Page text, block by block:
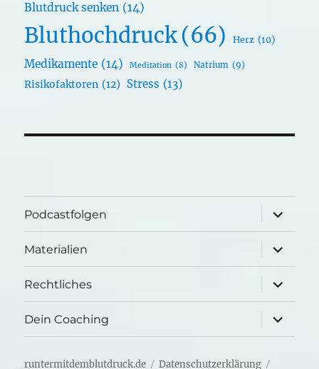
Blutdruck senken (14)
Bluthochdruck(66) Herz (10)
Medikamente (14) Meditation (8) Natrium (9)
Risikofaktoren (12) Stress (13)
Podcastfolgen
öffnen
Materialien
öffnen
Rechtliches
öffnen
Dein Coaching
öffnen
runtermitdemblutdruck.de Datenschutzerklärung